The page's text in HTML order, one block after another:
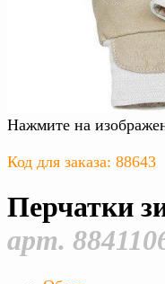
Нажмите на
Код для заказа: 88643
Перчатки
арт.